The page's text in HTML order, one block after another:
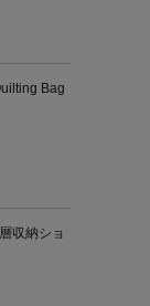
Bag
収納ショ